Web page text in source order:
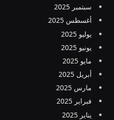
سبتمبر 2025
أغسطس 2025
يوليو 2025
يونيو 2025
مايو 2025
أبريل 2025
مارس 2025
فبراير 2025
يناير 2025